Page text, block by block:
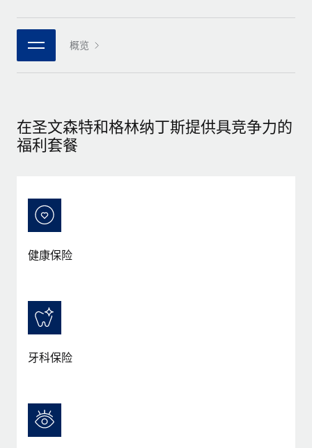
连接 新的
使用我们的 MCP 将任何人工智能工具与 Remote 平台相连
服务
咨询专家
背景调查
简化候选人筛选流程
合规守望台
设备管理
在全球范围内配置和跟踪 IT 设备
快速建立合规实体
轻松搬迁员工
福利
与我们携手合作
战略技术合作伙伴
Remote Build
案例研究
Cultivating a Thriving Remote-First Culture in
Partnership with Remote
了解更多
Reverse Tech's strategic partnership with
Reverse Tech at a glance Health and wellness startup,
Reverse Tech, partnered with Remote to manage...
职位描述库
网络研讨会
薪金与人才洞察
查看全部资源
Why owned entities are key to maintaining
EOR compliance
As the global workforce continues to expand in response
to the demands of today’s labor market, the...
What a Workday global payroll implementation
日本語
한국어
概览
在圣文森特和格林纳丁斯提供具竞争力的
福利套餐
健康保险
牙科保险